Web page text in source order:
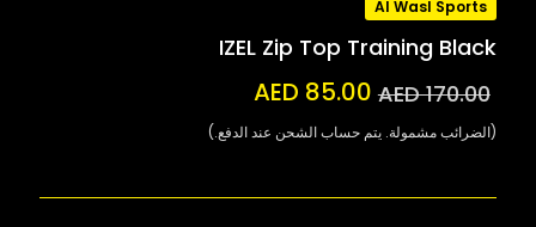
Al Wasl Sports
IZEL Zip Top Training Black
AED 170.00
AED 85.00
(الضرائب مشمولة. يتم حساب الشحن عند الدفع.)